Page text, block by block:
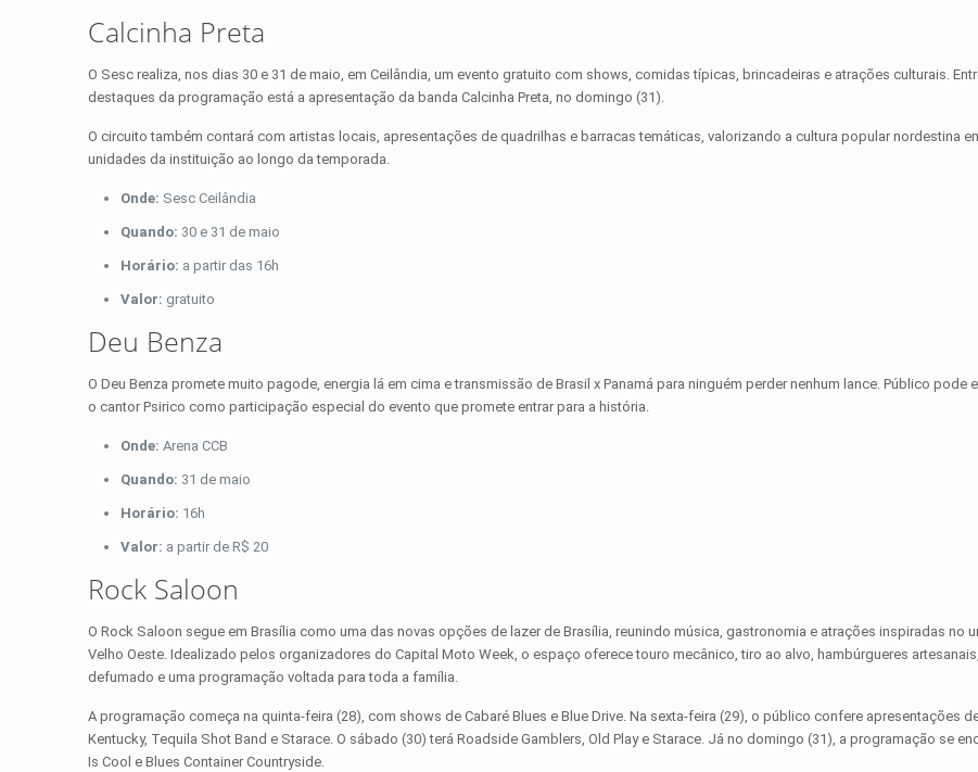
Calcinha Preta
O Sesc realiza, nos dias 30 e 31 de maio, em Ceilândia, um evento gratuito com shows, comidas típicas, brincadeiras e atrações culturais.
destaques da programação está a apresentação da banda Calcinha Preta, no domingo (31).
O circuito também contará com artistas locais, apresentações de quadrilhas e barracas temáticas, valorizando a cultura popular nordestina
unidades da instituição ao longo da temporada.
Onde: Sesc Ceilândia
Quando: 30 e 31 de maio
Horário: a partir das 16h
Valor: gratuito
Deu Benza
O Deu Benza promete muito pagode, energia lá em cima e transmissão de Brasil x Panamá para ninguém perder nenhum lance. Público pode
o cantor Psirico como participação especial do evento que promete entrar para a história.
Onde:Arena CCB
Quando: 31 de maio
Horário: 16h
Valor: a partir de R$ 20
Rock Saloon
O Rock Saloon segue em Brasília como uma das novas opções de lazer de Brasília, reunindo música, gastronomia e atrações inspiradas no
Velho Oeste. Idealizado pelos organizadores do Capital Moto Week, o espaço oferece touro mecânico, tiro ao alvo, hambúrgueres
defumado e uma programação voltada para toda a família.
A programação começa na quinta-feira (28), com shows de Cabaré Blues e Blue Drive. Na sexta-feira (29), o público confere apresentações
Kentucky, Tequila Shot Band e Starace. O sábado (30) terá Roadside Gamblers, Old Play e Starace. Já no domingo (31), a programação se
Is Cool e Blues Container Countryside.